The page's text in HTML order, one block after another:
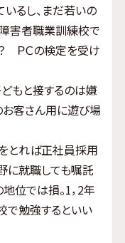
るし、まだ若いの
害者職業訓練校で
ＰＣの検定を受け
どもと接するのは嫌
客さん用に遊び場
とれば正社員採用
に就職しても嘱託
位では損。1，2年
で勉強するといい